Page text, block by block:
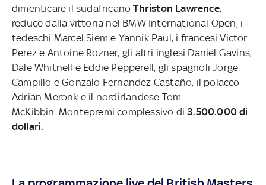
dimenticare il sudafricanoThriston Lawrence,
reduce dalla vittoria nel BMW International Open, i
tedeschi Marcel Siem e Yannik Paul, i francesi Victor
Perez e Antoine Rozner, gli altri inglesi Daniel Gavins,
Dale Whitnell e Eddie Pepperell, gli spagnoli Jorge
Campillo e Gonzalo Fernandez Castaño, il polacco
Adrian Meronk e il nordirlandese Tom
McKibbin. Montepremi complessivo di 3.500.000 di
dollari.